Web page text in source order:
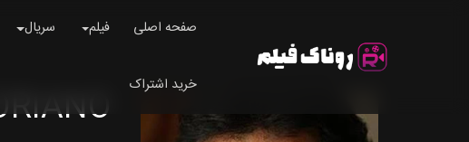
صفحه اصلی فیلم سریال
خرید اشتراک